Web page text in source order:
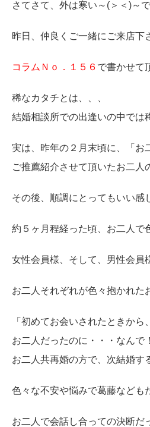
さてさて、外は寒い～(＞＜)～
昨日、仲良くご一緒にご来店下
コラムＮｏ．１５６ で書かせて
稀なカタチとは、、、
結婚相談所での出逢いの中では
実は、昨年の２月末頃に、「お
ご推薦紹介させて頂いたお二
その後、順調にとってもいい感
約５ヶ月程経った頃、お二人で
女性会員様、そして、男性会員
お二人それぞれが色々抱かれた
「初めてお会いされたときか
お二人だったのに・・・なんで
お二人共再婚の方で、次結婚す
色々な不安や悩みで葛藤なども
お二人で会話し合っての決断だ